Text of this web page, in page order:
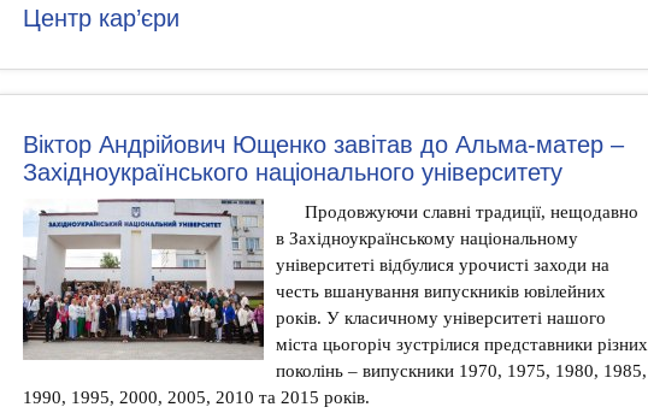
Центр кар’єри
Віктор Андрійович Ющенко завітав до Альма-матер –
Західноукраїнського національного університету
Продовжуючи славні традиції, нещодавно
в Західноукраїнському національному
університеті відбулися урочисті заходи на
честь вшанування випускників ювілейних
років. У класичному університеті нашого
міста цьогоріч зустрілися представники різних
поколінь ‒ випускники 1970, 1975, 1980, 1985,
1990, 1995, 2000, 2005, 2010 та 2015 років.